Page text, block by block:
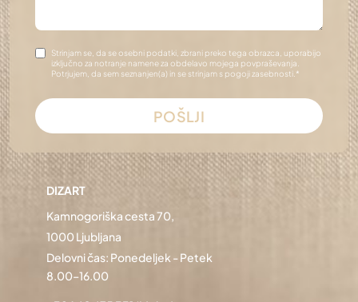
Gdpr*
Strinjam se, da se osebni podatki, zbrani preko tega obrazca, uporabijo
izključno za notranje namene za obdelavo mojega povpraševanja.
Potrjujem, da sem seznanjen(a) in se strinjam s pogoji zasebnosti. *
POŠLJI
DIZART
Kamnogoriška cesta 70,
1000 Ljubljana
Delovni čas: Ponedeljek - Petek
8.00–16.00